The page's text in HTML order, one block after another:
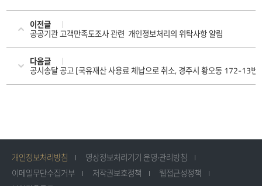
이전글
공공기관 고객만족도조사 관련 개인정보처리의 위탁사항 알림
다음글
공시송달 공고 [국유재산 사용료 체납으로 취소, 경주시 황오동 172-13번
개인정보처리방침
영상정보처리기기 운영·관리방침
이메일무단수집거부
저작권보호정책
웹접근성정책